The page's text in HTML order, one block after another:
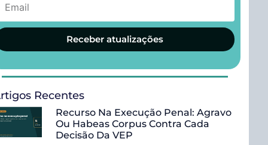
Receber atualizações
Recentes
Recurso Na Execução Penal: Agravo
Ou Habeas Corpus Contra Cada
Decisão Da VEP